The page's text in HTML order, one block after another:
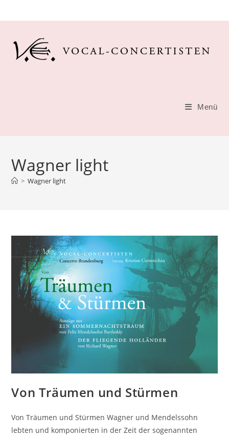
Inhalt
Menü
Wagner light
> Wagner light
Von Träumen und Stürmen
Von Träumen und Stürmen Wagner und Mendelssohn
lebten und komponierten in der Zeit der sogenannten